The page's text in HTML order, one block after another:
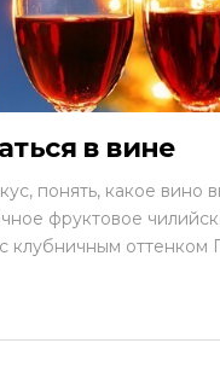
в вине
понять, какое вино
фруктовое
клубничным оттенком